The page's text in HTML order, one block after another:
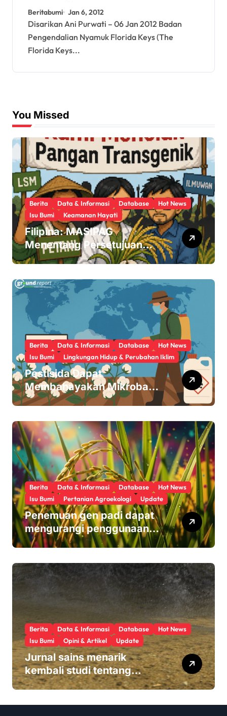
Beritabumi Jan 6, 2012
Disarikan Ani Purwati – 06 Jan 2012 Badan
Pengendalian Nyamuk Florida Keys (The
Florida Keys...
You Missed
Berita Data & Informasi Database
Hot News
Isu Bumi
Keamanan Hayati
Filipina: MASIPAG
Menentang Persetujuan
Beras Transgenik
Berita Data & Informasi Database
Hot News
Isu Bumi
Lingkungan Hidup & Perubahan Iklim
Pestisida Dapat
Membahayakan Mikroba
Usus Kita
Berita Data & Informasi Database
Hot News
Isu Bumi
Pertanian Agroekologi Update
Penemuan gen padi dapat
mengurangi penggunaan
pupuk sekaligus melindungi
Berita Data & Informasi Database
Hot News
Isu Bumi
Opini & Artikel Update
Jurnal sains menarik
kembali studi tentang
keamanan Monsanto